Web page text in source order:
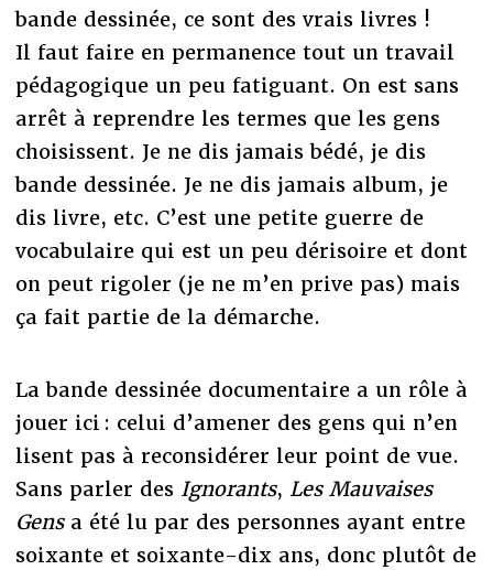
bande dessinée, ce sont des vrais livres !
Il faut faire en permanence tout un travail
pédagogique un peu fatiguant. On est sans
arrêt à reprendre les termes que les gens
choisissent. Je ne dis jamais bédé, je dis
bande dessinée. Je ne dis jamais album, je
dis livre, etc. C’est une petite guerre de
vocabulaire qui est un peu dérisoire et dont
on peut rigoler (je ne m’en prive pas) mais
ça fait partie de la démarche.
La bande dessinée documentaire a un rôle à
jouer ici : celui d’amener des gens qui n’en
lisent pas à reconsidérer leur point de vue.
Sans parler desIgnorants, Les Mauvaises
Gensa été lu par des personnes ayant entre
soixante et soixante-dix ans, donc plutôt de